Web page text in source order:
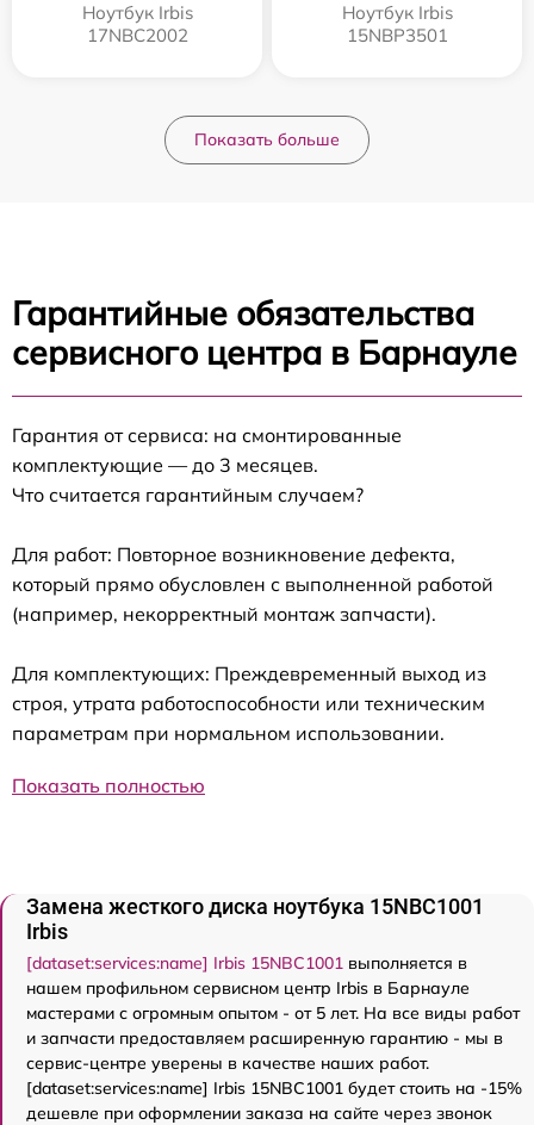
Ноутбук Irbis
17NBC2002
Ноутбук Irbis
15NBP3501
Показать больше
Гарантийные обязательства
сервисного центра в Барнауле
Гарантия от сервиса: на смонтированные
комплектующие — до 3 месяцев.
Что считается гарантийным случаем?
Для работ: Повторное возникновение дефекта,
который прямо обусловлен с выполненной работой
(например, некорректный монтаж запчасти).
Для комплектующих: Преждевременный выход из
строя, утрата работоспособности или техническим
параметрам при нормальном использовании.
Показать полностью
Замена жесткого диска ноутбука 15NBC1001
Irbis
[dataset:services:name] Irbis 15NBC1001 выполняется в
нашем профильном сервисном центр Irbis в Барнауле
мастерами с огромным опытом - от 5 лет. На все виды работ
и запчасти предоставляем расширенную гарантию - мы в
сервис-центре уверены в качестве наших работ.
[dataset:services:name] Irbis 15NBC1001 будет стоить на -15%
дешевле при оформлении заказа на сайте через звонок